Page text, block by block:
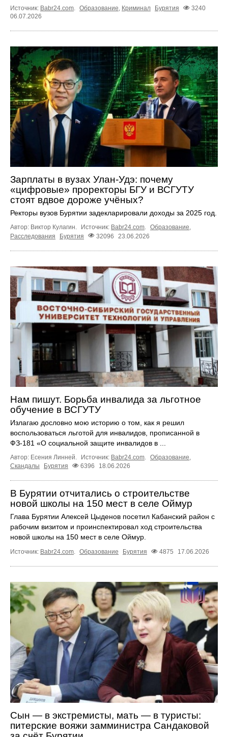
Источник: Babr24.com Образование Криминал Бурятия
3240
06.07.2026
Зарплаты в вузах Улан-Удэ: почему
«цифровые» проректоры БГУ и ВСГУТУ
стоят вдвое дороже учёных?
Ректоры вузов Бурятии задекларировали доходы за 2025 год.
Автор: Виктор Кулагин. Источник: Babr24.com. Образование,
Расследования
Бурятия 32096 23.06.2026
Нам пишут. Борьба инвалида за льготное
обучение в ВСГУТУ
Излагаю дословно мою историю о том, как я решил
воспользоваться льготой для инвалидов, прописанной в
ФЗ‑181 «О социальной защите инвалидов в ...
Автор: Есения Линней. Источник: Babr24.com. Образование,
Скандалы
Бурятия 6396 18.06.2026
В Бурятии отчитались о строительстве
новой школы на 150 мест в селе Оймур
Глава Бурятии Алексей Цыденов посетил Кабанский район с
рабочим визитом и проинспектировал ход строительства
новой школы на 150 мест в селе Оймур.
Источник: Babr24.com. Образование Бурятия 4875 17.06.2026
Сын — в экстремисты, мать — в туристы:
питерские вояжи замминистра Сандаковой